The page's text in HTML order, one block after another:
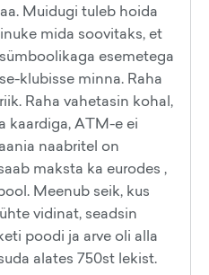
Muidugi tuleb hoida
mida soovitaks, et
esemetega
klubisse minna. Raha
Raha vahetasin kohal,
kaardiga, ATM-e ei
naabritel on
maksta ka eurodes ,
Meenub seik, kus
vidinat, seadsin
poodi ja arve oli alla
alates 750st lekist.